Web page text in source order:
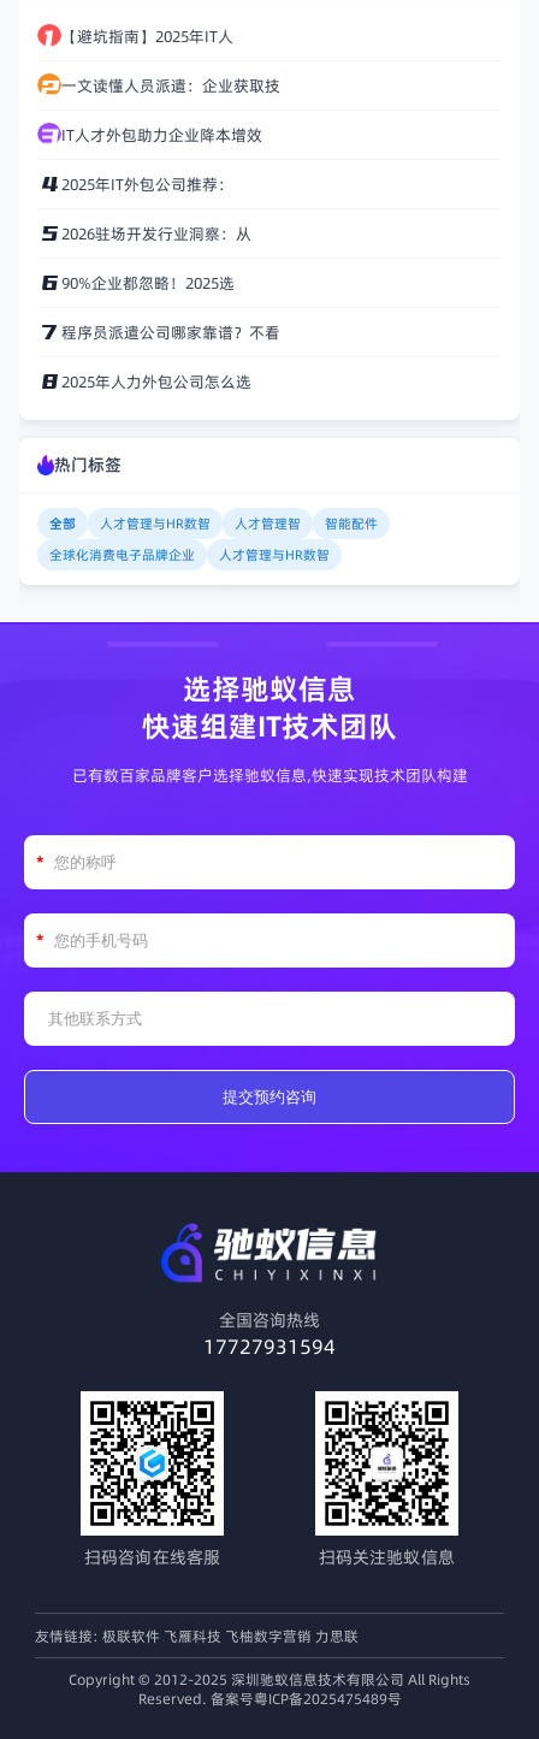
【避坑指南】2025年IT人
一文读懂人员派遣：企业获取技
IT人才外包助力企业降本增效
2025年IT外包公司推荐：
2026驻场开发行业洞察：从
90%企业都忽略！2025选
程序员派遣公司哪家靠谱？不看
2025年人力外包公司怎么选
热门标签
全部 人才管理与HR数智 人才管理智
智能配件
全球化消费电子品牌企业
人才管理与HR数智
选择驰蚁信息
快速组建IT技术团队
已有数百家品牌客户选择驰蚁信息,快速实现技术团队构建
提交预约咨询
全国咨询热线
17727931594
扫码咨询在线客服 扫码关注驰蚁信息
友情链接: 极联软件 飞雁科技 飞柚数字营销 力思联
Copyright © 2012-2025 深圳驰蚁信息技术有限公司 All Rights
Reserved. 备案号粤ICP备2025475489号